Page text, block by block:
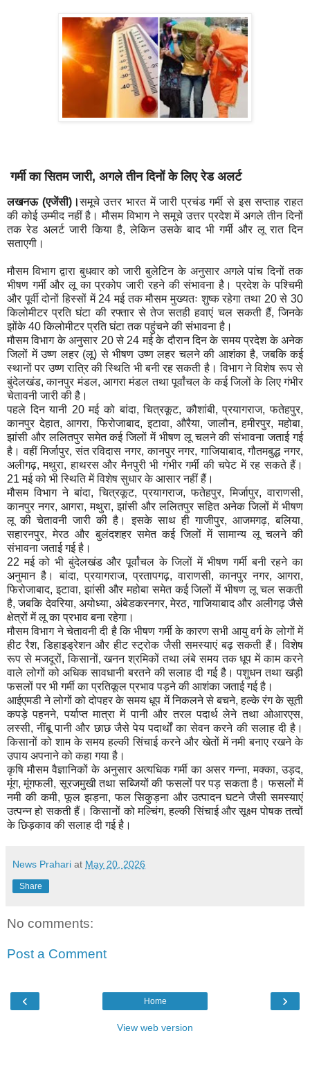
गर्मी का सितम जारी, अगले तीन दिनों के लिए रेड अलर्ट
लखनऊ (एजेंसी)।समूचे उत्तर भारत में जारी प्रचंड गर्मी से इस सप्ताह राहत
की कोई उम्मीद नहीं है। मौसम विभाग ने समूचे उत्तर प्रदेश में अगले तीन दिनों
तक रेड अलर्ट जारी किया है, लेकिन उसके बाद भी गर्मी और लू रात दिन
सताएगी।
मौसम विभाग द्वारा बुधवार को जारी बुलेटिन के अनुसार अगले पांच दिनों तक
भीषण गर्मी और लू का प्रकोप जारी रहने की संभावना है। प्रदेश के पश्चिमी
और पूर्वी दोनों हिस्सों में 24 मई तक मौसम मुख्यतः शुष्क रहेगा तथा 20 से 30
किलोमीटर प्रति घंटा की रफ्तार से तेज सतही हवाएं चल सकती हैं, जिनके
झोंके 40 किलोमीटर प्रति घंटा तक पहुंचने की संभावना है।
मौसम विभाग के अनुसार 20 से 24 मई के दौरान दिन के समय प्रदेश के अनेक
जिलों में उष्ण लहर (लू) से भीषण उष्ण लहर चलने की आशंका है, जबकि कई
स्थानों पर उष्ण रात्रि की स्थिति भी बनी रह सकती है। विभाग ने विशेष रूप से
बुंदेलखंड, कानपुर मंडल, आगरा मंडल तथा पूर्वांचल के कई जिलों के लिए गंभीर
चेतावनी जारी की है।
पहले दिन यानी 20 मई को बांदा, चित्रकूट, कौशांबी, प्रयागराज, फतेहपुर,
कानपुर देहात, आगरा, फिरोजाबाद, इटावा, औरैया, जालौन, हमीरपुर, महोबा,
झांसी और ललितपुर समेत कई जिलों में भीषण लू चलने की संभावना जताई गई
है। वहीं मिर्जापुर, संत रविदास नगर, कानपुर नगर, गाजियाबाद, गौतमबुद्ध नगर,
अलीगढ़, मथुरा, हाथरस और मैनपुरी भी गंभीर गर्मी की चपेट में रह सकते हैं।
21 मई को भी स्थिति में विशेष सुधार के आसार नहीं हैं।
मौसम विभाग ने बांदा, चित्रकूट, प्रयागराज, फतेहपुर, मिर्जापुर, वाराणसी,
कानपुर नगर, आगरा, मथुरा, झांसी और ललितपुर सहित अनेक जिलों में भीषण
लू की चेतावनी जारी की है। इसके साथ ही गाजीपुर, आजमगढ़, बलिया,
सहारनपुर, मेरठ और बुलंदशहर समेत कई जिलों में सामान्य लू चलने की
संभावना जताई गई है।
22 मई को भी बुंदेलखंड और पूर्वांचल के जिलों में भीषण गर्मी बनी रहने का
अनुमान है। बांदा, प्रयागराज, प्रतापगढ़, वाराणसी, कानपुर नगर, आगरा,
फिरोजाबाद, इटावा, झांसी और महोबा समेत कई जिलों में भीषण लू चल सकती
है, जबकि देवरिया, अयोध्या, अंबेडकरनगर, मेरठ, गाजियाबाद और अलीगढ़ जैसे
क्षेत्रों में लू का प्रभाव बना रहेगा।
मौसम विभाग ने चेतावनी दी है कि भीषण गर्मी के कारण सभी आयु वर्ग के लोगों में
हीट रैश, डिहाइड्रेशन और हीट स्ट्रोक जैसी समस्याएं बढ़ सकती हैं। विशेष
रूप से मजदूरों, किसानों, खनन श्रमिकों तथा लंबे समय तक धूप में काम करने
वाले लोगों को अधिक सावधानी बरतने की सलाह दी गई है। पशुधन तथा खड़ी
फसलों पर भी गर्मी का प्रतिकूल प्रभाव पड़ने की आशंका जताई गई है।
आईएमडी ने लोगों को दोपहर के समय धूप में निकलने से बचने, हल्के रंग के सूती
कपड़े पहनने, पर्याप्त मात्रा में पानी और तरल पदार्थ लेने तथा ओआरएस,
लस्सी, नींबू पानी और छाछ जैसे पेय पदार्थों का सेवन करने की सलाह दी है।
किसानों को शाम के समय हल्की सिंचाई करने और खेतों में नमी बनाए रखने के
उपाय अपनाने को कहा गया है।
कृषि मौसम वैज्ञानिकों के अनुसार अत्यधिक गर्मी का असर गन्ना, मक्का, उड़द,
मूंग, मूंगफली, सूरजमुखी तथा सब्जियों की फसलों पर पड़ सकता है। फसलों में
नमी की कमी, फूल झड़ना, फल सिकुड़ना और उत्पादन घटने जैसी समस्याएं
उत्पन्न हो सकती हैं। किसानों को मल्चिंग, हल्की सिंचाई और सूक्ष्म पोषक तत्वों
के छिड़काव की सलाह दी गई है।
News Prahari at May 20, 2026
Share
No comments:
Post a Comment
‹ ›
Home
View web version